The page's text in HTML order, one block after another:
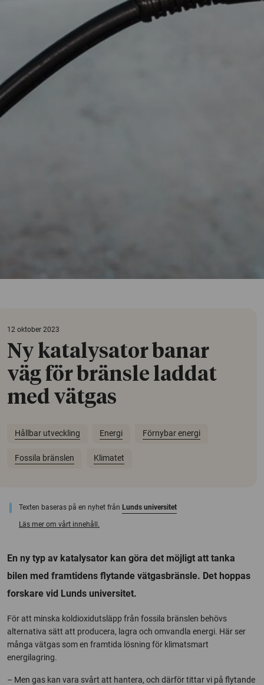
12 oktober 2023
Ny katalysator banar
väg för bränsle laddat
med vätgas
Hållbar utveckling Energi Förnybar energi
Fossila bränslen Klimatet
Texten baseras på en nyhet från Lunds universitet
Läs mer om vårt innehåll.
En ny typ av katalysator kan göra det möjligt att tanka
bilen med framtidens flytande vätgasbränsle. Det hoppas
forskare vid Lunds universitet.
För att minska koldioxidutsläpp från fossila bränslen behövs
alternativa sätt att producera, lagra och omvandla energi. Här ser
många vätgas som en framtida lösning för klimatsmart
energilagring.
– Men gas kan vara svårt att hantera, och därför tittar vi på flytande